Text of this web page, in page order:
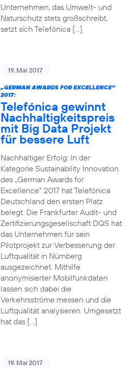
Unternehmen, das Umwelt- und
Naturschutz stets großschreibt,
setzt sich Telefónica […]
19. Mai 2017
„GERMAN AWARDS FOR EXCELLENCE“
2017:
Telefónica gewinnt
Nachhaltigkeitspreis
mit Big Data Projekt
für bessere Luft
Nachhaltiger Erfolg: In der
Kategorie Sustainability Innovation
des „German Awards for
Excellence“ 2017 hat Telefónica
Deutschland den ersten Platz
belegt. Die Frankfurter Audit- und
Zertifizierungsgesellschaft DQS hat
das Unternehmen für sein
Pilotprojekt zur Verbesserung der
Luftqualität in Nürnberg
ausgezeichnet. Mithilfe
anonymisierter Mobilfunkdaten
lassen sich dabei die
Verkehrsströme messen und die
Luftqualität analysieren. Umgesetzt
hat das […]
19. Mai 2017